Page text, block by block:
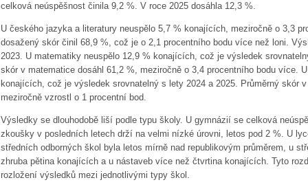
celková neúspěšnost činila 9,2 %. V roce 2025 dosáhla 12,3 %.
U českého jazyka a literatury neuspělo 5,7 % konajících, meziročně o 3,3
dosažený skór činil 68,9 %, což je o 2,1 procentního bodu více než loni.
2023. U matematiky neuspělo 12,9 % konajících, což je výsledek
skór v matematice dosáhl 61,2 %, meziročně o 3,4 procentního bodu více.
konajících, což je výsledek srovnatelný s lety 2024 a 2025. Průměrný skór
meziročně vzrostl o 1 procentní bod.
Výsledky se dlouhodobě liší podle typu školy. U gymnázií se celková
zkoušky v posledních letech drží na velmi nízké úrovni, letos pod 2 %. U
středních odborných škol byla letos mírně nad republikovým průměrem, u
zhruba pětina konajících a u nástaveb více než čtvrtina konajících. Tyto
rozložení výsledků mezi jednotlivými typy škol.